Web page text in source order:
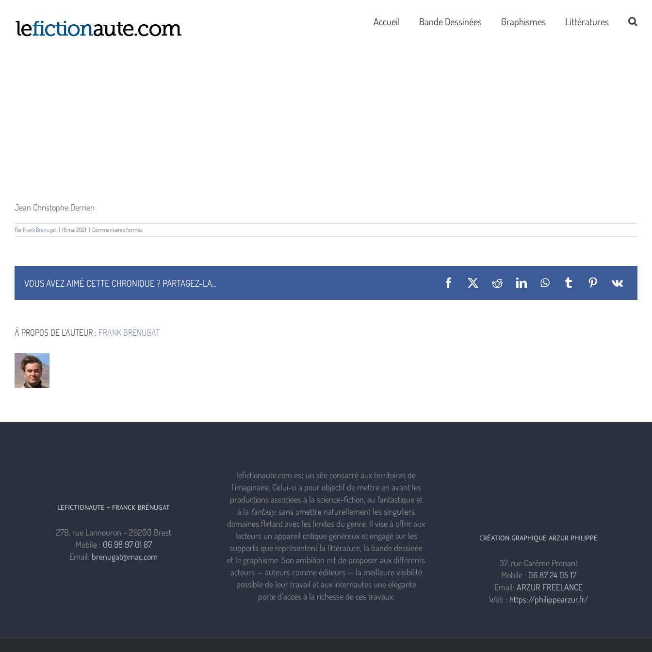
contenu
Accueil Bande Dessinées Graphismes Littératures
Jean Christophe Derrien
Par Frank Brénugat | 16 mai 2021 | Commentaires ferméssur
Jean-
VOUS AVEZ AIMÉ CETTE CHRONIQUE ? PARTAGEZ-LA... Facebook
X RedditLinkedInWhatsApp
TumblrPinterest
Vk
À PROPOS DE L'AUTEUR : FRANK BRÉNUGAT
LEFICTIONAUTE – FRANCK BRÉNUGAT
27B, rue Lannouron – 29200 Brest
Mobile : 06 98 97 01 87
Email: brenugat@mac.com
lefictionaute.com est un site consacré aux territoires de
l’imaginaire. Celui-ci a pour objectif de mettre en avant les
productions associées à la science-fiction, au fantastique et
à la fantasy, sans omettre naturellement les singuliers
domaines flirtant avec les limites du genre. Il vise à offrir aux
lecteurs un appareil critique généreux et engagé sur les
supports que représentent la littérature, la bande dessinée
et le graphisme. Son ambition est de proposer aux différents
acteurs — auteurs comme éditeurs — la meilleure visibilité
possible de leur travail et aux internautes une élégante
porte d’accès à la richesse de ces travaux.
CRÉATION GRAPHIQUE ARZUR PHILIPPE
37, rue Carême Prenant
Mobile : 06 87 24 05 17
Email: ARZUR FREELANCE
Web : https://philippearzur.fr/